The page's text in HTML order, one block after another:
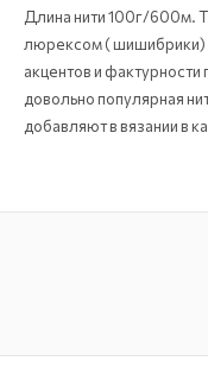
Длина нити 100г/600м.
люрексом ( шишибрики)
акцентов и
довольно популярная
добавляют в вязании в